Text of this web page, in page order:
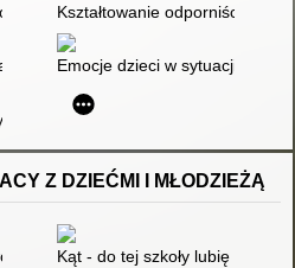
aktywności dla dzieci
Kształtowanie odporniści
: zajęcia ze starszymi dziećmi
Emocje dzieci w sytuacji
przepis na harmonijny rozwój
Z DZIEĆMI I MŁODZIEŻĄ
w pracy z dzieckiem agresywnym
Kąt - do tej szkoły lubię